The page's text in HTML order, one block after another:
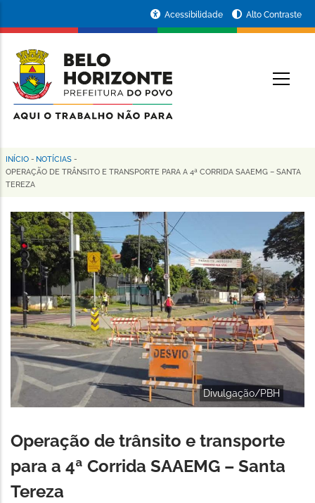
conteúdo
principal
da
Prefeitura
de
Horizonte
Acessibilidade Alto Contraste
Trilha
de
navegação
INÍCIO - NOTÍCIAS -
OPERAÇÃO DE TRÂNSITO E TRANSPORTE PARA A 4ª CORRIDA SAAEMG – SANTA
TEREZA
Divulgação/PBH
Operação de trânsito e transporte
para a 4ª Corrida SAAEMG – Santa
Tereza